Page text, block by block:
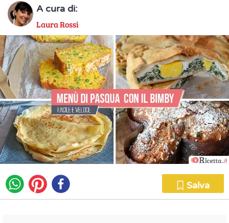
A cura di:
Laura Rossi
Salva